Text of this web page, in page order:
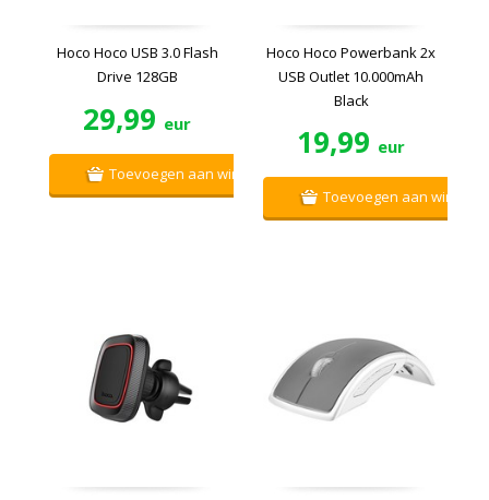
Hoco Hoco USB 3.0 Flash
Drive 128GB
29,99 eur
Toevoegen aan winkelwagen
Hoco Hoco Powerbank 2x
USB Outlet 10.000mAh
Black
19,99 eur
Toevoegen aan